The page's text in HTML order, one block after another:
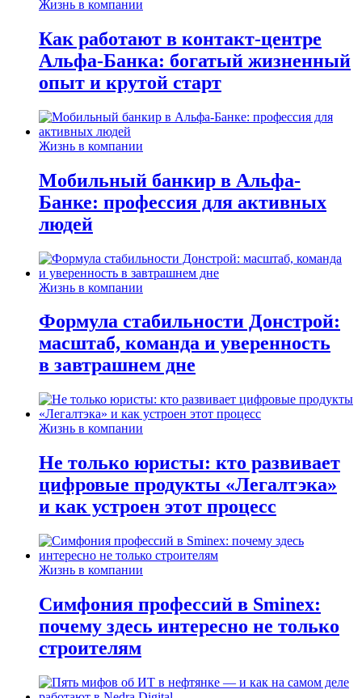
Жизнь в компании
Как работают в контакт-центре
Альфа-Банка: богатый жизненный
опыт и крутой старт
Жизнь в компании
Мобильный банкир в Альфа-
Банке: профессия для активных
людей
Жизнь в компании
Формула стабильности Донстрой:
масштаб, команда и уверенность
в завтрашнем дне
Жизнь в компании
Не только юристы: кто развивает
цифровые продукты «Легалтэка»
и как устроен этот процесс
Жизнь в компании
Симфония профессий в Sminex:
почему здесь интересно не только
строителям